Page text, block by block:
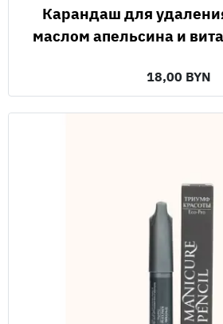
Карандаш для удаления кутикулы с
маслом апельсина и
18,00 BYN